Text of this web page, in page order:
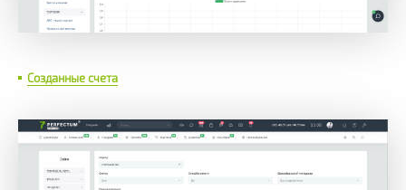
Созданные счета